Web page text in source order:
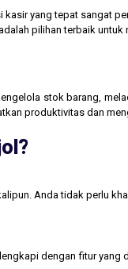
yang tepat sangat
pilihan terbaik
stok barang,
produktivitas dan
Anda tidak perlu
dengan fitur